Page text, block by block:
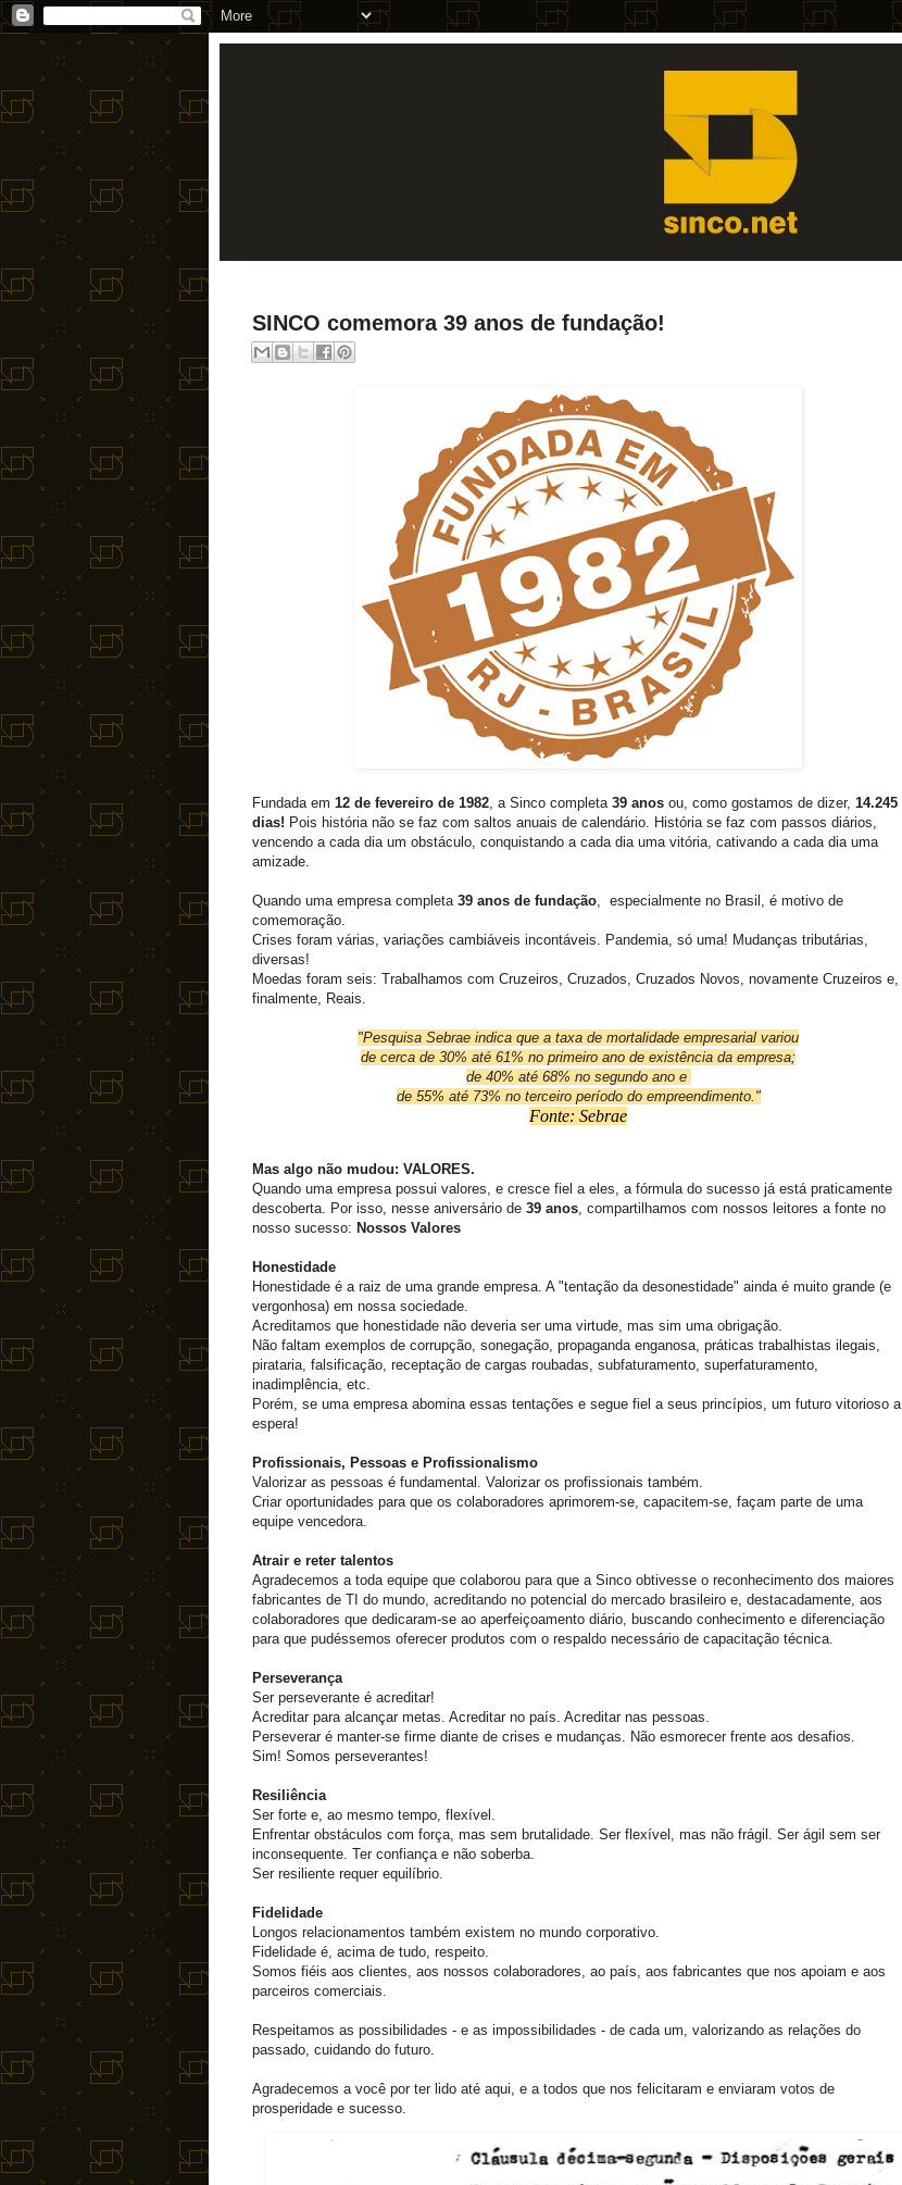
SINCO comemora 39 anos de fundação!
Fundada em 12 de fevereiro de 1982 , a Sinco completa 39 anos ou, como gostamos de dizer, 14.245
dias! Pois história não se faz com saltos anuais de calendário. História se faz com passos diários,
vencendo a cada dia um obstáculo, conquistando a cada dia uma vitória, cativando a cada dia uma
amizade.
Quando uma empresa completa 39 anos de fundação , especialmente no Brasil, é motivo de
comemoração.
Crises foram várias, variações cambiáveis incontáveis. Pandemia, só uma! Mudanças tributárias,
diversas!
Moedas foram seis: Trabalhamos com Cruzeiros, Cruzados, Cruzados Novos, novamente Cruzeiros e,
finalmente, Reais.
"Pesquisa Sebrae indica que a taxa de mortalidade empresarial variou
de cerca de 30% até 61% no primeiro ano de existência da empresa;
de 40% até 68% no segundo ano e
de 55% até 73% no terceiro período do empreendimento."
Fonte: Sebrae
Mas algo não mudou: VALORES.
Quando uma empresa possui valores, e cresce fiel a eles, a fórmula do sucesso já está praticamente
descoberta. Por isso, nesse aniversário de 39 anos , compartilhamos com nossos leitores a fonte no
nosso sucesso: Nossos Valores
Honestidade
Honestidade é a raiz de uma grande empresa. A "tentação da desonestidade" ainda é muito grande (e
vergonhosa) em nossa sociedade.
Acreditamos que honestidade não deveria ser uma virtude, mas sim uma obrigação.
Não faltam exemplos de corrupção, sonegação, propaganda enganosa, práticas trabalhistas ilegais,
pirataria, falsificação, receptação de cargas roubadas, subfaturamento, superfaturamento,
inadimplência, etc.
Porém, se uma empresa abomina essas tentações e segue fiel a seus princípios, um futuro vitorioso a
espera!
Profissionais, Pessoas e Profissionalismo
Valorizar as pessoas é fundamental. Valorizar os profissionais também.
Criar oportunidades para que os colaboradores aprimorem-se, capacitem-se, façam parte de uma
equipe vencedora.
Atrair e reter talentos
Agradecemos a toda equipe que colaborou para que a Sinco obtivesse o reconhecimento dos maiores
fabricantes de TI do mundo, acreditando no potencial do mercado brasileiro e, destacadamente, aos
colaboradores que dedicaram-se ao aperfeiçoamento diário, buscando conhecimento e diferenciação
para que pudéssemos oferecer produtos com o respaldo necessário de capacitação técnica.
Perseverança
Ser perseverante é acreditar!
Acreditar para alcançar metas. Acreditar no país. Acreditar nas pessoas.
Perseverar é manter-se firme diante de crises e mudanças. Não esmorecer frente aos desafios.
Sim! Somos perseverantes!
Resiliência
Ser forte e, ao mesmo tempo, flexível.
Enfrentar obstáculos com força, mas sem brutalidade. Ser flexível, mas não frágil. Ser ágil sem ser
inconsequente. Ter confiança e não soberba.
Ser resiliente requer equilíbrio.
Fidelidade
Longos relacionamentos também existem no mundo corporativo.
Fidelidade é, acima de tudo, respeito.
Somos fiéis aos clientes, aos nossos colaboradores, ao país, aos fabricantes que nos apoiam e aos
parceiros comerciais.
Respeitamos as possibilidades - e as impossibilidades - de cada um, valorizando as relações do
passado, cuidando do futuro.
Agradecemos a você por ter lido até aqui, e a todos que nos felicitaram e enviaram votos de
prosperidade e sucesso.